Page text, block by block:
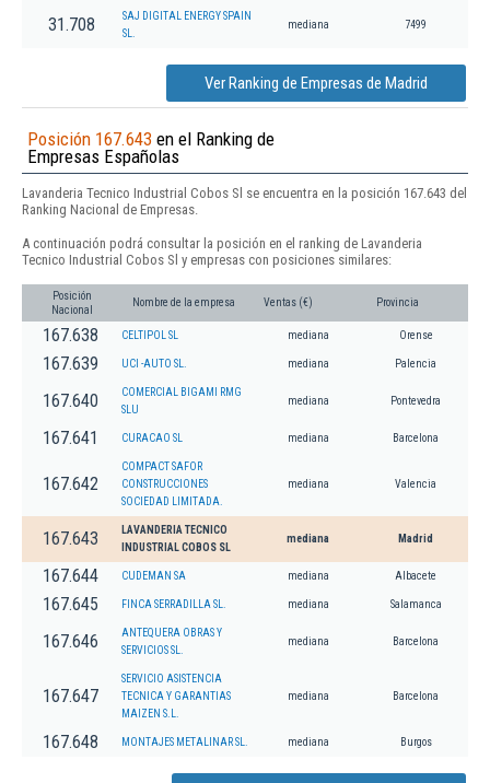
31.708
SAJ DIGITAL ENERGY SPAIN
SL.
mediana 7499
Ver Ranking de Empresas de Madrid
Posición 167.643 en el Ranking de
Empresas Españolas
Lavanderia Tecnico Industrial Cobos Sl se encuentra en la posición 167.643 del
Ranking Nacional de Empresas.
A continuación podrá consultar la posición en el ranking de Lavanderia
Tecnico Industrial Cobos Sl y empresas con posiciones similares:
Posición
Nacional
Nombre de la empresa Ventas (€) Provincia
167.638 CELTIPOL SL mediana Orense
167.639 UCI -AUTO SL. mediana Palencia
167.640
COMERCIAL BIGAMI RMG
SLU
mediana Pontevedra
167.641 CURACAO SL mediana Barcelona
167.642
COMPACT SAFOR
CONSTRUCCIONES
SOCIEDAD LIMITADA.
mediana Valencia
167.643
LAVANDERIA TECNICO
INDUSTRIAL COBOS SL
mediana Madrid
167.644 CUDEMAN SA mediana Albacete
167.645 FINCA SERRADILLA SL. mediana Salamanca
167.646
ANTEQUERA OBRAS Y
SERVICIOS SL.
mediana Barcelona
167.647
SERVICIO ASISTENCIA
TECNICA Y GARANTIAS
MAIZEN S.L.
mediana Barcelona
167.648 MONTAJES METALINAR SL. mediana Burgos